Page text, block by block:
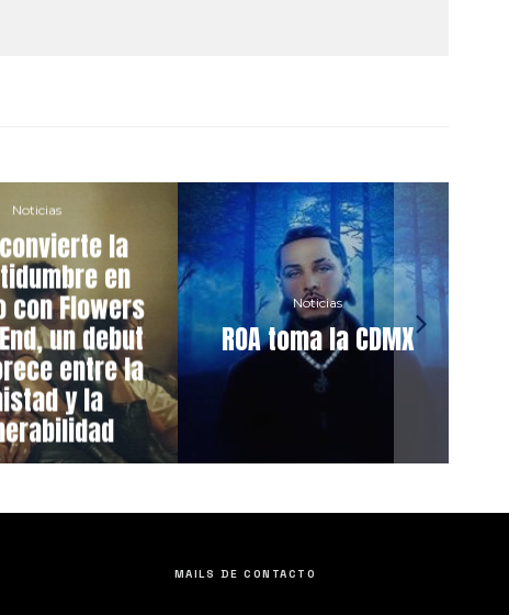
Noticias
ROA toma la CDMX
Noticias
la
en
Flowers
un debut
entre la
y la
MAILS DE CONTACTO